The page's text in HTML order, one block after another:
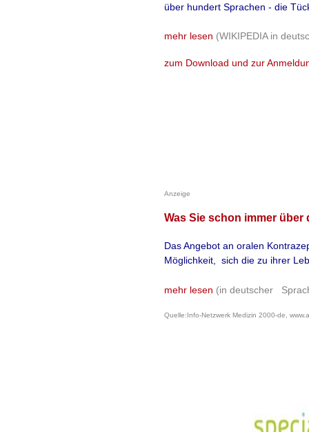
Schmerzkiller
überflüssig
natürlich
nicht zentral im
in der
Geweben wie
wird. Eine einzige
ausreichen, um
über hundert Sprachen - die
mehr lesen (WIKIPEDIA in
zum Download und zur
Anzeige
Was Sie schon immer über
Das Angebot an oralen
Möglichkeit, sich die zu ihrer
mehr lesen (in deutscher
Quelle:Info-Netzwerk Medizin 2000-de,